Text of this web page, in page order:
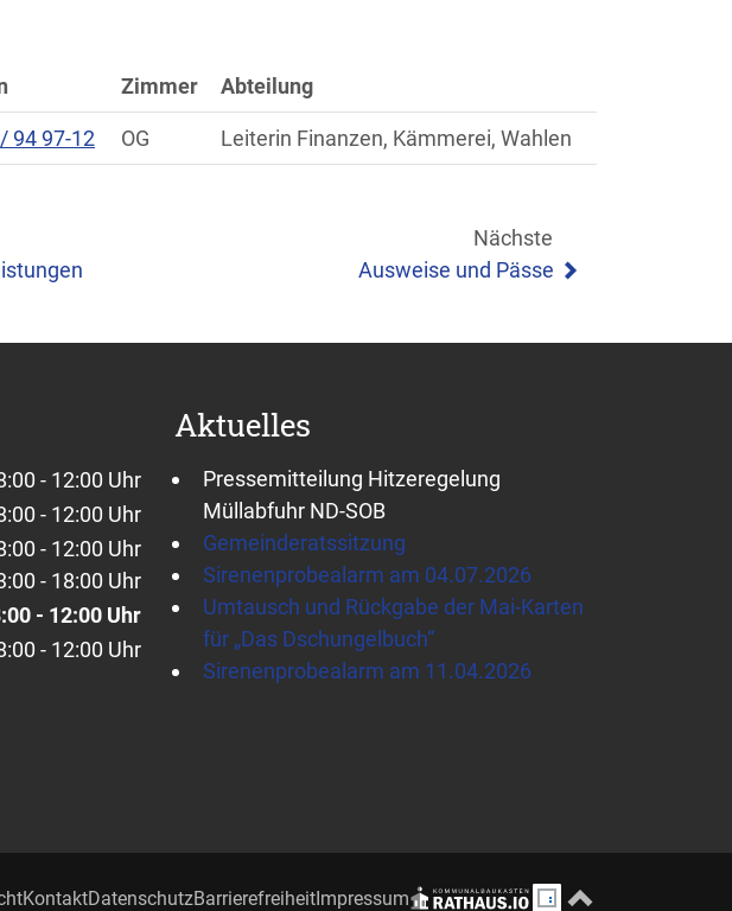
Zimmer Abteilung
94 97-12 OG Leiterin Finanzen, Kämmerei, Wahlen
Nächste
Ausweise und Pässe
- 12:00 Uhr
- 12:00 Uhr
- 12:00 Uhr
- 18:00 Uhr
- 12:00 Uhr
- 12:00 Uhr
Aktuelles
Pressemitteilung Hitzeregelung
Müllabfuhr ND-SOB
Gemeinderatssitzung
Sirenenprobealarm am 04.07.2026
Umtausch und Rückgabe der Mai-Karten
für „Das Dschungelbuch“
Sirenenprobealarm am 11.04.2026
KontaktDatenschutzBarrierefreiheitImpressum